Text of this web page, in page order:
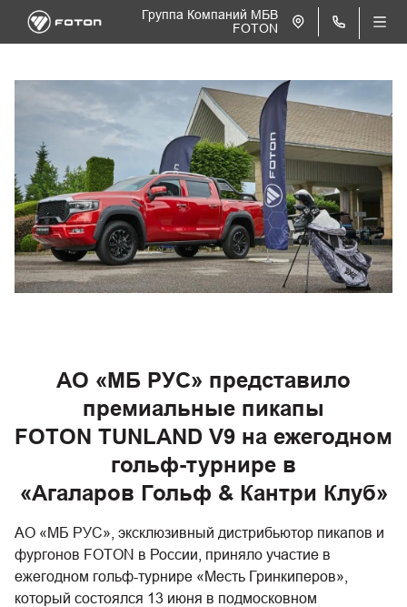
Группа Компаний МБВ
FOTON
АО «МБ РУС» представило
премиальные пикапы
FOTON TUNLAND V9 на ежегодном
гольф-турнире в
«Агаларов Гольф & Кантри Клуб»
АО «МБ РУС», эксклюзивный дистрибьютор пикапов и
фургонов FOTON в России, приняло участие в
ежегодном гольф-турнире «Месть Гринкиперов»,
который состоялся 13 июня в подмосковном